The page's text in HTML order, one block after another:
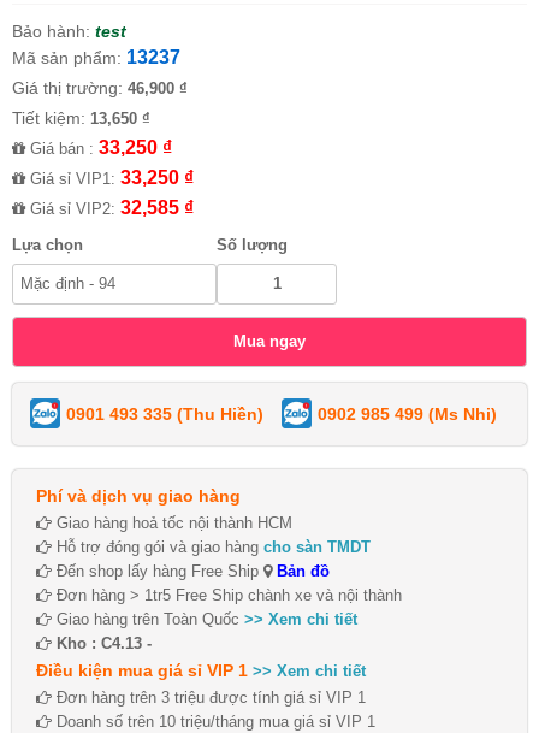
Bảo hành: test
Mã sản phẩm: 13237
Giá thị trường: 46,900 ₫
Tiết kiệm: 13,650 ₫
Giá bán : 33,250 ₫
Giá sỉ VIP1: 33,250 ₫
Giá sỉ VIP2: 32,585 ₫
Lựa chọn Số lượng
0901 493 335 (Thu Hiền) 0902 985 499 (Ms Nhi)
Phí và dịch vụ giao hàng
Giao hàng hoả tốc nội thành HCM
Hỗ trợ đóng gói và giao hàng cho sàn TMDT
Đến shop lấy hàng Free Ship
Bản đồ
Đơn hàng > 1tr5 Free Ship chành xe và nội thành
Giao hàng trên Toàn Quốc >> Xem chi tiết
Kho : C4.13 -
Điều kiện mua giá sỉ VIP 1 >> Xem chi tiết
Đơn hàng trên 3 triệu được tính giá sỉ VIP 1
Doanh số trên 10 triệu/tháng mua giá sỉ VIP 1